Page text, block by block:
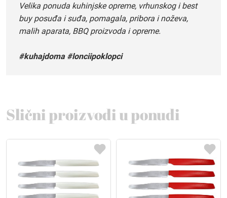
Velika ponuda kuhinjske opreme, vrhunskog i best
buy posuđa i suđa, pomagala, pribora i noževa,
malih aparata, BBQ proizvoda i opreme.
#kuhajdoma #lonciipoklopci
Slični proizvodi u ponudi